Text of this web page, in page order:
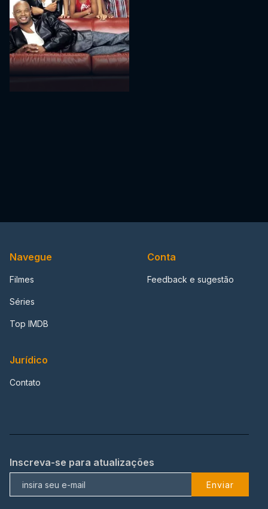
Navegue
Filmes
Séries
Top IMDB
Conta
Feedback e sugestão
Jurídico
Contato
Inscreva-se para atualizações
Enviar